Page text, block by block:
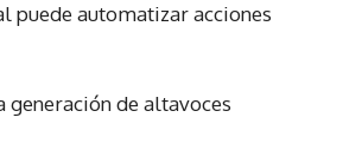
puede automatizar acciones
generación de altavoces